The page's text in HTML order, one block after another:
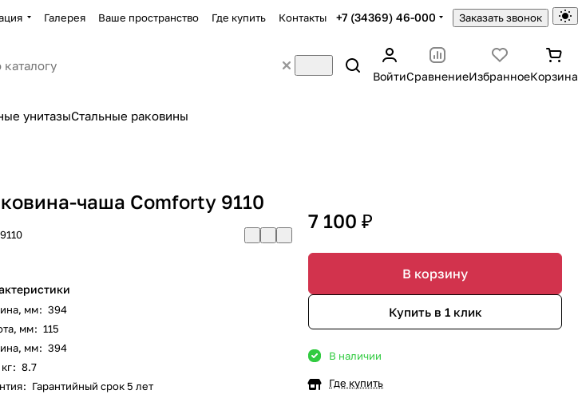
Галерея Ваше пространство Где купить Контакты +7 (34369) 46-000 Заказать звонок
ВойтиСравнениеИзбранноеКорзина
унитазыСтальные раковины
чаша Comforty 9110
9110
мм: 394
мм: 115
мм: 394
: 8.7
: Гарантийный срок 5 лет
7 100 ₽
В корзину
Купить в 1 клик
В наличии
Где купить